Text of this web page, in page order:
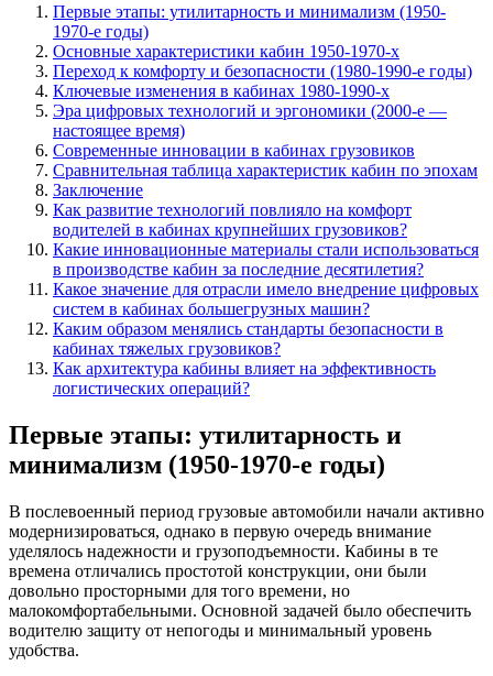
Первые этапы: утилитарность и минимализм (1950-
1970-е годы)
Основные характеристики кабин 1950-1970-х
Переход к комфорту и безопасности (1980-1990-е годы)
Ключевые изменения в кабинах 1980-1990-х
Эра цифровых технологий и эргономики (2000-е —
настоящее время)
Современные инновации в кабинах грузовиков
Сравнительная таблица характеристик кабин по эпохам
Заключение
Как развитие технологий повлияло на комфорт
водителей в кабинах крупнейших грузовиков?
Какие инновационные материалы стали использоваться
в производстве кабин за последние десятилетия?
Какое значение для отрасли имело внедрение цифровых
систем в кабинах большегрузных машин?
Каким образом менялись стандарты безопасности в
кабинах тяжелых грузовиков?
Как архитектура кабины влияет на эффективность
логистических операций?
Первые этапы: утилитарность и
минимализм (1950-1970-е годы)
В послевоенный период грузовые автомобили начали активно
модернизироваться, однако в первую очередь внимание
уделялось надежности и грузоподъемности. Кабины в те
времена отличались простотой конструкции, они были
довольно просторными для того времени, но
малокомфортабельными. Основной задачей было обеспечить
водителю защиту от непогоды и минимальный уровень
удобства.